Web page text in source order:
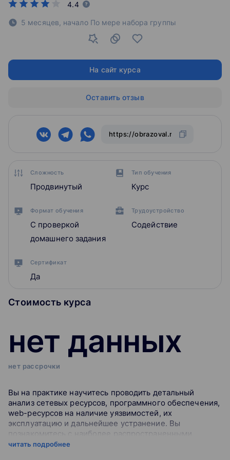
Сложность
Продвинутый
Тип обучения
Курс
Формат обучения
С проверкой
домашнего задания
Трудоустройство
Содействие
Сертификат
Да
Стоимость курса
нет данных
нет рассрочки
Вы на практике научитесь проводить детальный
анализ сетевых ресурсов, программного обеспечения,
web-ресурсов на наличие уязвимостей, их
эксплуатацию и дальнейшее устранение. Вы
познакомитесь с наиболее распространенными
сценариями атак и в последствии будете без труда их
читать подробнее
4.4
5 месяцев, начало По мере набора группы
На сайт курса
Оставить отзыв